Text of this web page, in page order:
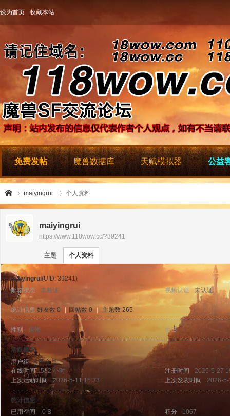
设为首页 收藏本站
免费发帖 魔兽数据库 天赋模拟器 公益
8w
maiyingrui
›
个人资料
maiyingrui
https://www.118wow.cc/?39241
主题 个人资料
maiyingrui(UID: 39241)
邮箱状态
未验证 视频认证 未认证
统计信息 好友数 0 回帖数 0 主题数 265
性别 保密 生日 -
活跃概况
用户组金牌会员
在线时间
582 小时 注册时间
2025-5-27
上次活动时间
2026-5-11 16:33 上次发表时间 2026-
统计信息
已用空间
0 B 积分
1067